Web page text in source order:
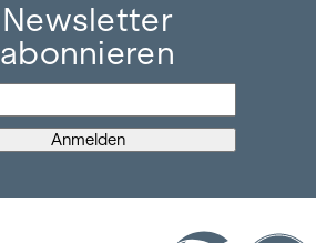
Newsletter
abonnieren